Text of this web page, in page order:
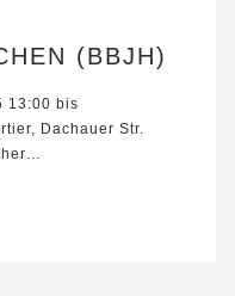
(BBJH)
13:00 bis
Dachauer Str.